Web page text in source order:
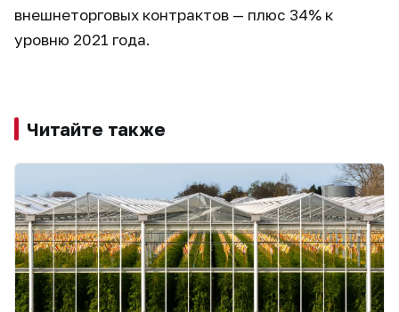
внешнеторговых контрактов — плюс 34% к
уровню 2021 года.
Читайте также